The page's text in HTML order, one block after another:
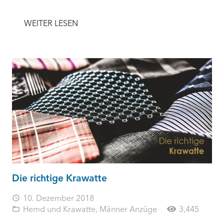
WEITER LESEN
Die richtige Krawatte
access_time 10. Dezember 2018
folder_open Hemd und Krawatte, Männer Anzüge
3,445